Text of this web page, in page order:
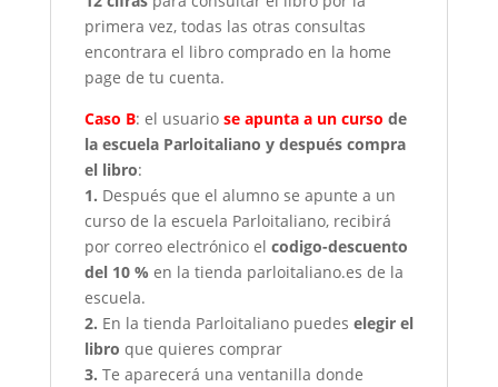
primera vez, todas las otras consultas
encontrara el libro comprado en la home
page de tu cuenta.
Caso B: el usuario se apunta a un curso de
la escuela Parloitaliano y después compra
el libro:
1. Después que el alumno se apunte a un
curso de la escuela Parloitaliano, recibirá
por correo electrónico el codigo-descuento
del 10 % en la tienda parloitaliano.es de la
escuela.
2. En la tienda Parloitaliano puedes elegir el
libro que quieres comprar
3. Te aparecerá una ventanilla donde